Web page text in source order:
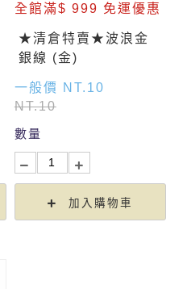
全館滿$ 999 免運優惠
★清倉特賣★波浪金
銀線 (金)
一般價 NT.10
NT.10
數量
加入購物車